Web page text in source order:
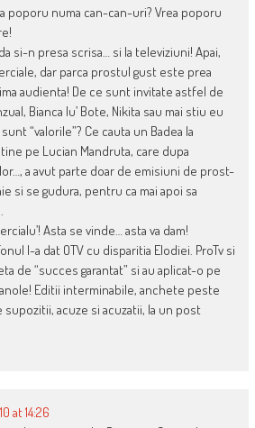
poporu numa can-can-uri? Vrea poporu
si-n presa scrisa… si la televiziuni! Apai,
dar parca prostul gust este prea
audienta! De ce sunt invitate astfel de
Bianca lu’ Bote, Nikita sau mai stiu eu
“valorile”? Ce cauta un Badea la
pe Lucian Mandruta, care dupa
a avut parte doar de emisiuni de prost-
si se gudura, pentru ca mai apoi sa
Asta se vinde… asta va dam!
l-a dat OTV cu disparitia Elodiei. ProTv si
de “succes garantat” si au aplicat-o pe
Editii interminabile, anchete peste
acuze si acuzatii, la un post
at 14:26